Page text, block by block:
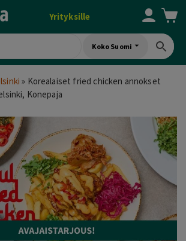
Yrityksille
Koko Suomi
» Korealaiset fried chicken annokset
Konepaja